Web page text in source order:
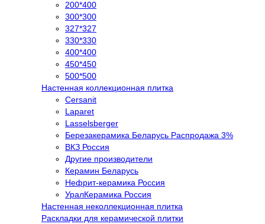
200*400
300*300
327*327
330*330
400*400
450*450
500*500
Настенная коллекционная плитка
Cersanit
Laparet
Lasselsberger
Березакерамика Беларусь Распродажа 3%
ВКЗ Россия
Другие производители
Керамин Беларусь
Нефрит-керамика Россия
УралКерамика Россия
Настенная неколлекционная плитка
Раскладки для керамической плитки